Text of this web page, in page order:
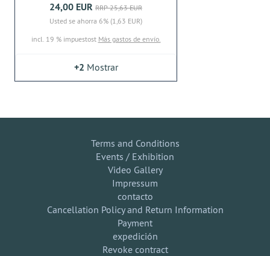
24,00 EUR RRP 25,63 EUR
Usted se ahorra 6% (1,63 EUR)
incl. 19 % impuestost Más gastos de envío.
+2 Mostrar
Terms and Conditions
Events / Exhibition
Video Gallery
Impressum
contacto
Cancellation Policy and Return Information
Payment
expedición
Revoke contract